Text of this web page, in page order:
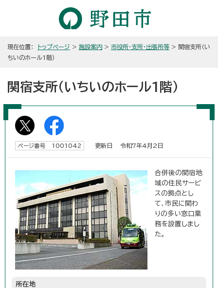
現在位置： トップページ > 施設案内 > 市役所・支所・出張所等 > 関宿支所（い
ちいのホール1階）
関宿支所（いちいのホール1階）
ページ番号 1001042 更新日 令和7年4月2日
合併後の関宿地
域の住民サービ
スの拠点とし
て、市民に関わ
りの多い窓口業
務を設置しまし
た。
所在地